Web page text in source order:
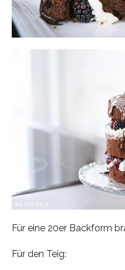
Für eine 20er Backform
Für den Teig: